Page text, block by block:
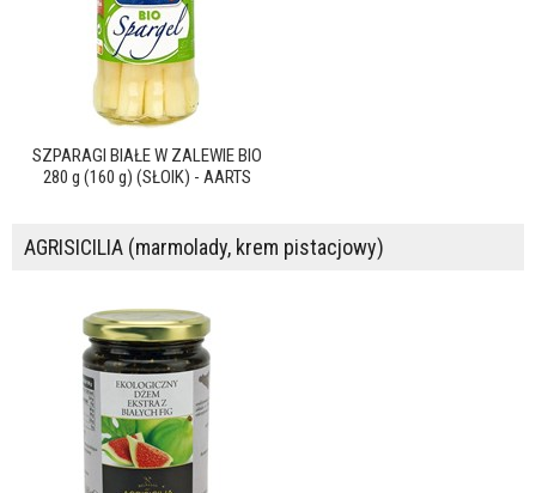
SZPARAGI BIAŁE W ZALEWIE BIO
280 g (160 g) (SŁOIK) - AARTS
AGRISICILIA (marmolady, krem pistacjowy)